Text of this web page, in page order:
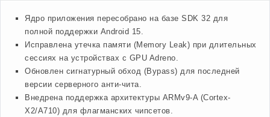
Ядро приложения пересобрано на базе SDK 32 для
полной поддержки Android 15.
Исправлена утечка памяти (Memory Leak) при длительных
сессиях на устройствах с GPU Adreno.
Обновлен сигнатурный обход (Bypass) для последней
версии серверного анти-чита.
Внедрена поддержка архитектуры ARMv9-A (Cortex-
X2/A710) для флагманских чипсетов.